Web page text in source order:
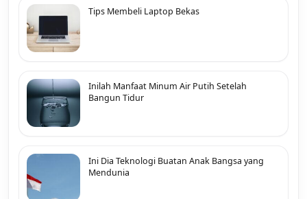
Tips Membeli Laptop Bekas
Inilah Manfaat Minum Air Putih Setelah
Bangun Tidur
Ini Dia Teknologi Buatan Anak Bangsa yang
Mendunia